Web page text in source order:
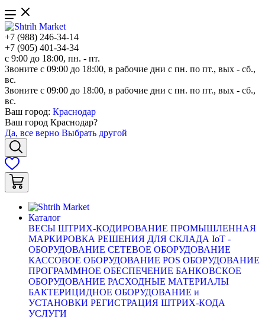
+7 (988) 246-34-14
+7 (905) 401-34-34
с 9:00 до 18:00, пн. - пт.
Звоните с 09:00 до 18:00, в рабочие дни с пн. по пт., вых - сб.,
вс.
Звоните с 09:00 до 18:00, в рабочие дни с пн. по пт., вых - сб.,
вс.
Ваш город: Краснодар
Ваш город Краснодар?
Да, все верно Выбрать другой
Каталог
ВЕСЫ ШТРИХ-КОДИРОВАНИЕ ПРОМЫШЛЕННАЯ
МАРКИРОВКА РЕШЕНИЯ ДЛЯ СКЛАДА IoT -
ОБОРУДОВАНИЕ СЕТЕВОЕ ОБОРУДОВАНИЕ
КАССОВОЕ ОБОРУДОВАНИЕ POS ОБОРУДОВАНИЕ
ПРОГРАММНОЕ ОБЕСПЕЧЕНИЕ БАНКОВСКОЕ
ОБОРУДОВАНИЕ РАСХОДНЫЕ МАТЕРИАЛЫ
БАКТЕРИЦИДНОЕ ОБОРУДОВАНИЕ и
УСТАНОВКИ РЕГИСТРАЦИЯ ШТРИХ-КОДА
УСЛУГИ